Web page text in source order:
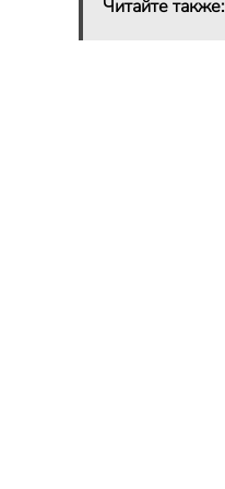
Читайте также: